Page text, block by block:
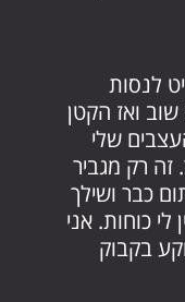
כך". השעה 8, אני מחליט לנסות
ואז הקטן
שלי
זה רק מגביר
כבר ושילך
כוחות. אני
בקבוק